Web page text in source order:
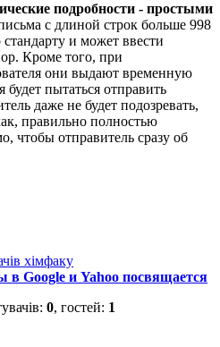
подробности - простыми
с длиной строк больше 998
и может ввести
Кроме того, при
они выдают временную
пытаться отправить
даже не будет подозревать,
правильно полностью
чтобы отправитель сразу об
хімфаку
Google и Yahoo посвящается
0, гостей: 1